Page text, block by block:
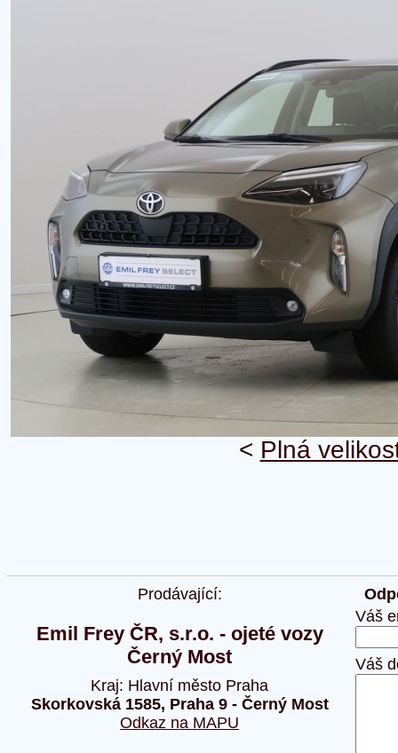
< Plná
Prodávající:
Emil Frey ČR, s.r.o. - ojeté vozy
Černý Most
Kraj: Hlavní město Praha
Skorkovská 1585, Praha 9 - Černý Most
Odkaz na MAPU
Váš
Váš